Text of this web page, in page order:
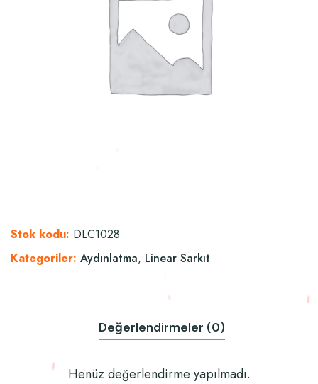
Stok kodu: DLC1028
Kategoriler: Aydınlatma, Linear Sarkıt
Değerlendirmeler (0)
Henüz değerlendirme yapılmadı.